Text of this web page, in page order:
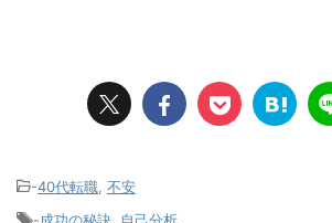
-40代転職 不安